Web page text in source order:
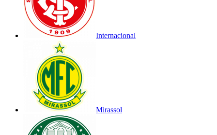
Internacional
Mirassol